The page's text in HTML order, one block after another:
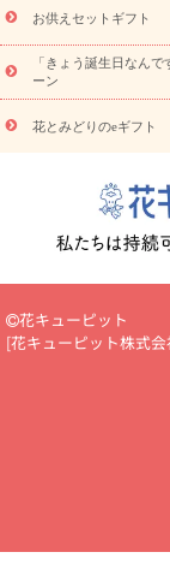
ド
お花の種類
お祝い お祝い
5000円～
お祝い
悔やみ
円～
お供え・お
読み物
いのマナー
定年
花キュー
彩心理学」で選ぶ
ール
新築引っ越し
場上司や先輩へ贈
あり)
花キュー
お供えセットギフト
「きょう誕生日なん
ーン
花とみどりのeギフト
花キューピット
[花キューピット株式会